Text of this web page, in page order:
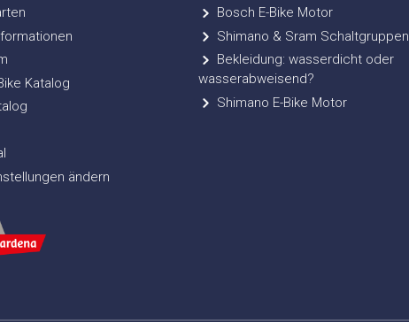
Katalog
ändern
Bosch E-Bike Motor
Shimano & Sram Schaltgruppen
Bekleidung: wasserdicht oder
wasserabweisend?
Shimano E-Bike Motor